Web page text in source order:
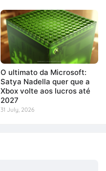
O ultimato da Microsoft:
Satya Nadella quer que a
Xbox volte aos lucros até
2027
31 July, 2026